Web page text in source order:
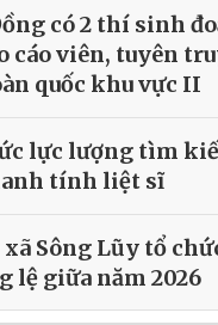
có 2 thí sinh
cáo viên, tuyên
quốc khu vực II
lực lượng tìm
tính liệt sĩ
Sông Lũy tổ
lệ giữa năm 2026